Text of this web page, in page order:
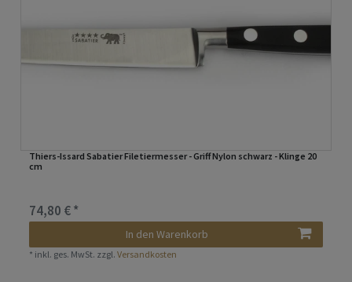
Thiers-Issard Sabatier Filetiermesser - Griff Nylon schwarz - Klinge 20
cm
74,80 € *
In den Warenkorb
* inkl. ges. MwSt. zzgl.Versandkosten